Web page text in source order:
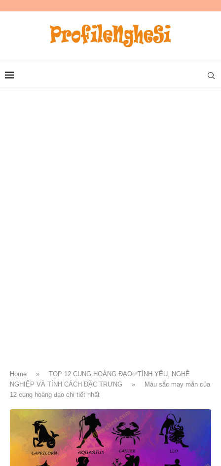
Home »
TOP 12 CUNG HOÀNG ĐẠO✅TÌNH YÊU, NGHỀ
NGHIỆP VÀ TÍNH CÁCH ĐẶC TRƯNG
»
Màu sắc may mắn của
12 cung hoàng đạo chi tiết nhất